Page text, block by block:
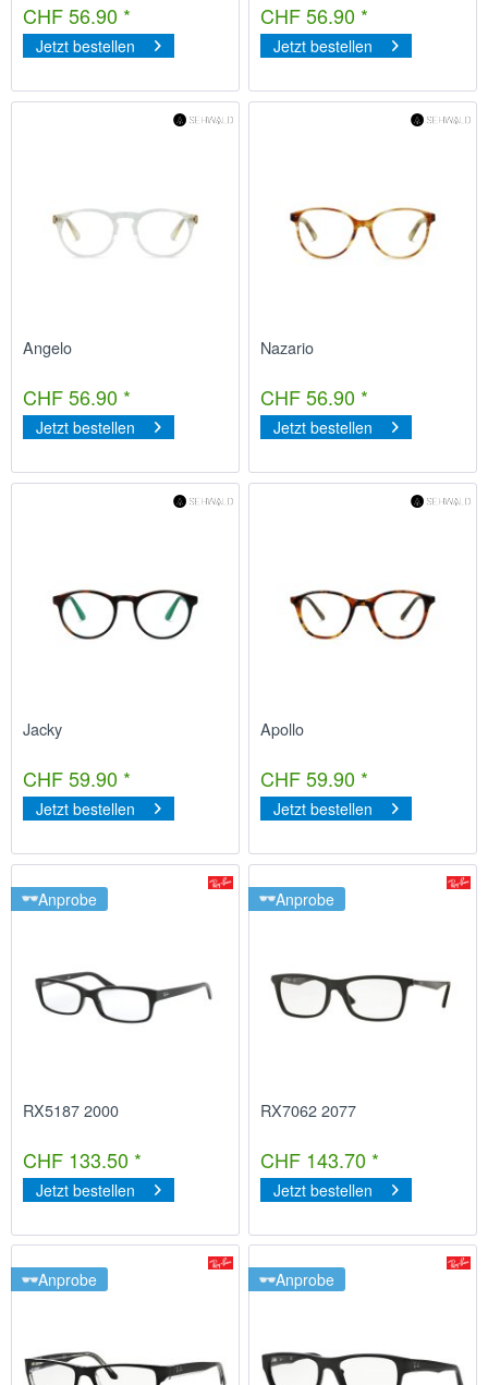
CHF 56.90 *
Jetzt bestellen
CHF 56.90 *
Jetzt bestellen
Angelo
CHF 56.90 *
Jetzt bestellen
Nazario
CHF 56.90 *
Jetzt bestellen
Jacky
CHF 59.90 *
Jetzt bestellen
Apollo
CHF 59.90 *
Jetzt bestellen
Anprobe
RX5187 2000
CHF 133.50 *
Jetzt bestellen
Anprobe
RX7062 2077
CHF 143.70 *
Jetzt bestellen
Anprobe Anprobe